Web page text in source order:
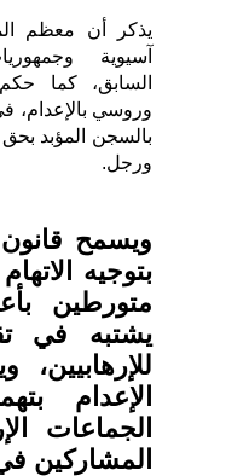
يذكر أن معظم
آسيوية
السابق، كما
وروسي بالإعدام،
ورجل.
ويسمح
بتوجيه
متورطين
يشتبه في
الإعدام
الجماعات
المشاركين